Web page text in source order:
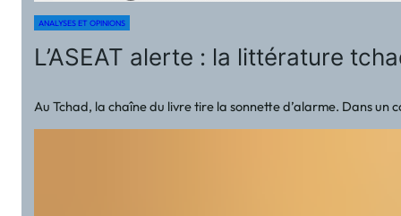
ANALYSES ET OPINIONS
L’ASEAT alerte : la littérature
Au Tchad, la chaîne du livre tire la sonnette d’alarme. Dans